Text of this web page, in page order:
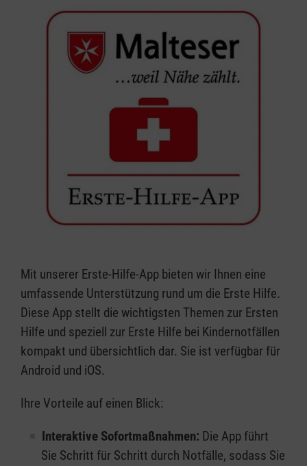
Mit unserer Erste-Hilfe-App bieten wir Ihnen eine
umfassende Unterstützung rund um die Erste Hilfe.
Diese App stellt die wichtigsten Themen zur Ersten
Hilfe und speziell zur Erste Hilfe bei Kindernotfällen
kompakt und übersichtlich dar. Sie ist verfügbar für
Android und iOS.
Ihre Vorteile auf einen Blick:
Interaktive Sofortmaßnahmen: Die App führt
Sie Schritt für Schritt durch Notfälle, sodass Sie